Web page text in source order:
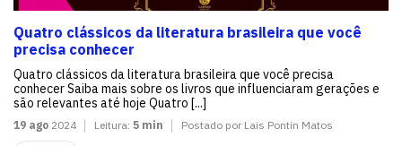
Quatro clássicos da literatura brasileira que você
precisa conhecer
Quatro clássicos da literatura brasileira que você precisa
conhecer Saiba mais sobre os livros que influenciaram gerações e
são relevantes até hoje Quatro [...]
19 ago 2024 Leitura: 5 min Postado por Lais Pontin Matos